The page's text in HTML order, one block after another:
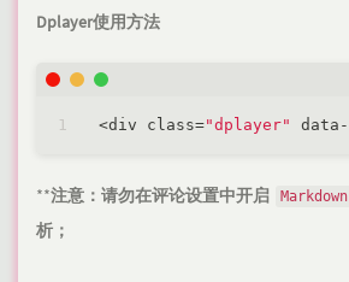
Dplayer使用方法
<div class="dplayer" data -
**注意：请勿在评论设置中开启 Markdown
析；